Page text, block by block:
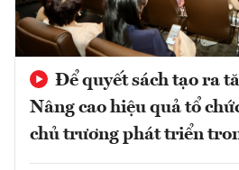
Để quyết sách tạo ra
Nâng cao hiệu quả tổ
chủ trương phát triển